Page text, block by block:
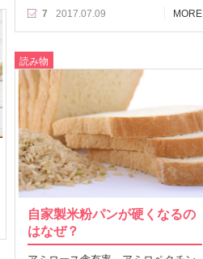
7 2017.07.09 MORE
読み物
自家製米粉パンが硬くなるの
はなぜ？